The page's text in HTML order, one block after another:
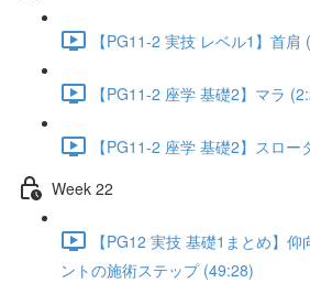
【PG11-2 実技 レベル1】首肩
【PG11-2 座学 基礎2】マラ
【PG11-2 座学 基礎2】スロー
Week 22
【PG12 実技 基礎1まとめ】
ントの施術ステップ (49:28)